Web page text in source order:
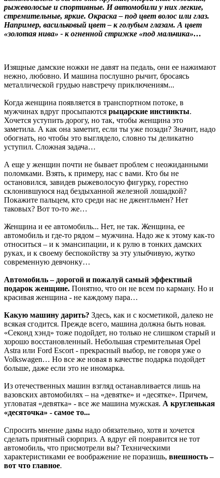
рыжеволосые и спортивные. И автомобили у них легкие,
стремительные, яркие. Окраска – под цвет волос или глаз.
Например, васильковый цвет – к голубым глазам. А цвет
«золотая нива» - к огненной стрижке «под мальчика»…
Изящные дамские ножки не давят на педаль, они ее нажимают
нежно, любовно. И машина послушно рычит, бросаясь
металлической грудью навстречу приключениям...
Когда женщина появляется в транспортном потоке, в
мужчинах вдруг просыпаются рыцарские инстинкты.
Хочется уступить дорогу, но так, чтобы женщина это
заметила. А как она заметит, если ты уже позади? Значит, надо
обогнать, но чтобы это выглядело, словно ты деликатно
уступил. Сложная задача…
А еще у женщин почти не бывает проблем с неожиданными
поломками. Взять, к примеру, нас с вами. Кто бы не
остановился, завидев рыжеволосую фигурку, горестно
склонившуюся над бездыханной железной лошадкой?
Покажите пальцем, кто среди нас не джентльмен? Нет
таковых? Вот то-то же…
Женщина и ее автомобиль... Нет, не так. Женщина, ее
автомобиль и где-то рядом – мужчина. Надо же к этому как-то
относиться – и к эмансипации, и к рулю в тонких дамских
руках, и к своему беспокойству за эту улыбчивую, жутко
современную девчонку…
Автомобиль – дорогой и пожалуй самый эффектный
подарок женщине. Понятно, что он не всем по карману. Но и
красивая женщина - не каждому пара…
Какую машину дарить? Здесь, как и с косметикой, далеко не
всякая сгодится. Прежде всего, машина должна быть новая.
«Секонд хэнд» тоже подойдет, но только не слишком старый и
хорошо восстановленный. Небольшая стремительная Opel
Astra или Ford Escort - прекрасный выбор, не говоря уже о
Volkswagen… Но все же новая в качестве подарка подойдет
больше, даже если это не иномарка.
Из отечественных машин взгляд останавливается лишь на
вазовских автомобилях – на «девятке» и «десятке». Причем,
угловатая «девятка» - все же машина мужская. А кругленькая
«десяточка» - самое то...
Спросить мнение дамы надо обязательно, хотя и хочется
сделать приятный сюрприз. А вдруг ей понравится не тот
автомобиль, что присмотрели вы? Техническими
характеристиками ее воображение не поразишь, внешность –
вот что главное.